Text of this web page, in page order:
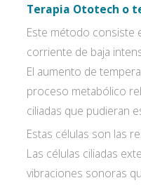
Terapia Ototech o
Este método consiste
corriente de baja
El aumento de
proceso metabólico
ciliadas que pudieran
Estas células son las
Las células ciliadas
vibraciones sonoras